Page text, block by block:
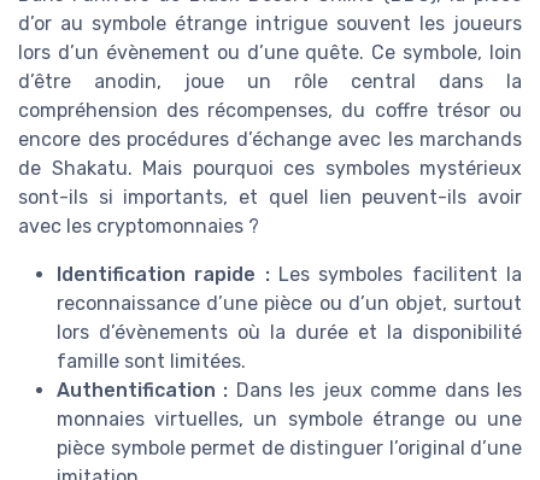
d’or au symbole étrange intrigue souvent les joueurs
lors d’un évènement ou d’une quête. Ce symbole, loin
d’être anodin, joue un rôle central dans la
compréhension des récompenses, du coffre trésor ou
encore des procédures d’échange avec les marchands
de Shakatu. Mais pourquoi ces symboles mystérieux
sont-ils si importants, et quel lien peuvent-ils avoir
avec les cryptomonnaies ?
Identification rapide :Les symboles facilitent la
reconnaissance d’une pièce ou d’un objet, surtout
lors d’évènements où la durée et la disponibilité
famille sont limitées.
Authentification : Dans les jeux comme dans les
monnaies virtuelles, un symbole étrange ou une
pièce symbole permet de distinguer l’original d’une